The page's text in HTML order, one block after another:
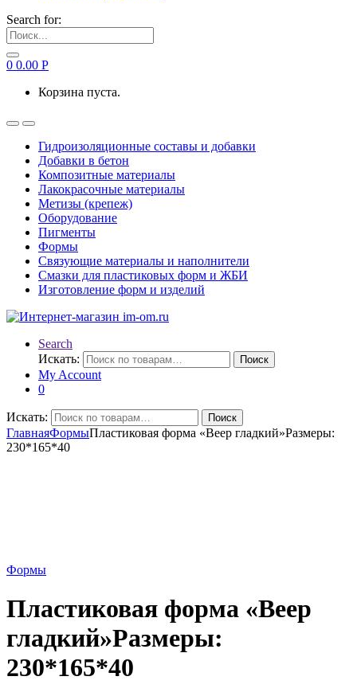
Search for:
0 0.00 Р
Корзина пуста.
Гидроизоляционные составы и добавки
Добавки в бетон
Композитные материалы
Лакокрасочные материалы
Метизы (крепеж)
Оборудование
Пигменты
Формы
Связующие материалы и наполнители
Смазки для пластиковых форм и ЖБИ
Изготовление форм и изделий
Search
Искать:
Поиск
My Account
0
Искать: Поиск
ГлавнаяФормыПластиковая форма «Веер гладкий»Размеры:
230*165*40
Формы
Пластиковая форма «Веер
гладкий»Размеры:
230*165*40